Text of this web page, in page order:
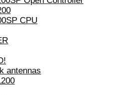
CPU
antennas